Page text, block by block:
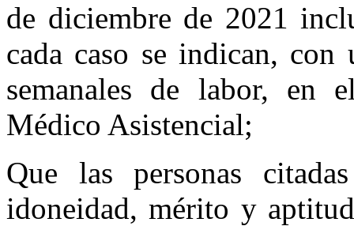
de diciembre de 2021
cada caso se indican,
semanales de labor, en
Médico Asistencial;
Que las personas
idoneidad, mérito y